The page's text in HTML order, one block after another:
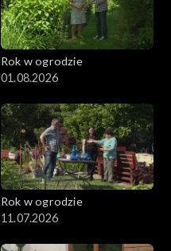
Rok w ogrodzie
01.08.2026
Rok w ogrodzie
11.07.2026